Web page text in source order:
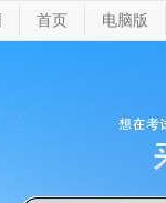
首页 电脑版